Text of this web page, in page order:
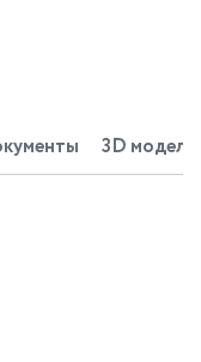
3D модель